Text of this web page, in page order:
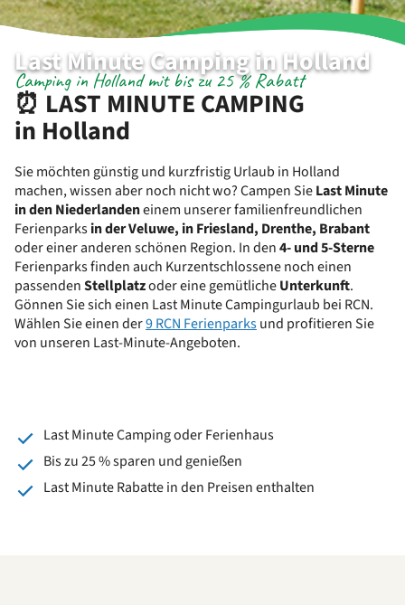
Last Minute Camping in Holland
⏰ LAST MINUTE CAMPING
in Holland
Camping in Holland mit bis zu 25 % Rabatt
Sie möchten günstig und kurzfristig Urlaub in Holland
machen, wissen aber noch nicht wo? Campen SieLast Minute
in den Niederlandeneinem unserer familienfreundlichen
Ferienparksin der Veluwe, in Friesland, Drenthe, Brabant
oder einer anderen schönen Region. In den4- und 5-Sterne
Ferienparks finden auch Kurzentschlossene noch einen
passendenStellplatzoder eine gemütlicheUnterkunft.
Gönnen Sie sich einen Last Minute Campingurlaub bei RCN.
Wählen Sie einen der9 RCN Ferienparksund profitieren Sie
von unseren Last-Minute-Angeboten.
Last Minute Camping oder Ferienhaus
Bis zu 25 % sparen und genießen
Last Minute Rabatte in den Preisen enthalten